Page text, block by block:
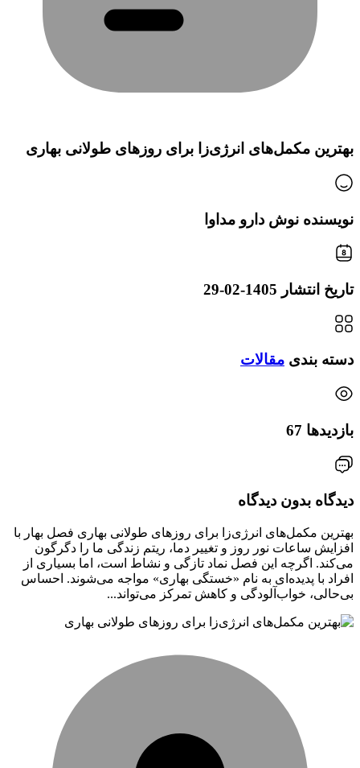
بهترین مکمل‌های انرژی‌زا برای روزهای طولانی بهاری
نویسنده نوش دارو مداوا
تاریخ انتشار 1405-02-29
دسته بندی مقالات
بازدیدها 67
دیدگاه بدون دیدگاه
بهترین مکمل‌های انرژی‌زا برای روزهای طولانی بهاری فصل بهار با
افزایش ساعات نور روز و تغییر دما، ریتم زندگی ما را دگرگون
می‌کند. اگرچه این فصل نماد تازگی و نشاط است، اما بسیاری از
افراد با پدیده‌ای به نام «خستگی بهاری» مواجه می‌شوند. احساس
بی‌حالی، خواب‌آلودگی و کاهش تمرکز می‌تواند...